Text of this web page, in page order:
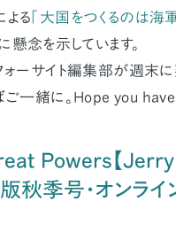
る 「大国をつくるのは海軍
念を示しています。
ーサイト編集部が週末に
ご一緒に。Hope you
Powers【
季号・オンライ